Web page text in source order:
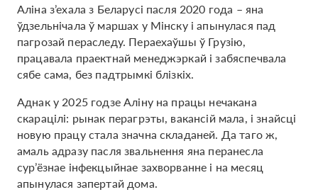
Аліна з’ехала з Беларусі пасля 2020 года – яна
ўдзельнічала ў маршах у Мінску і апынулася пад
пагрозай пераследу. Пераехаўшы ў Грузію,
працавала праектнай менеджэркай і забяспечвала
сябе сама, без падтрымкі блізкіх.
Аднак у 2025 годзе Аліну на працы нечакана
скарацілі: рынак перагрэты, вакансій мала, і знайсці
новую працу стала значна складаней. Да таго ж,
амаль адразу пасля звальнення яна перанесла
сур’ёзнае інфекцыйнае захворванне і на месяц
апынулася запертай дома.